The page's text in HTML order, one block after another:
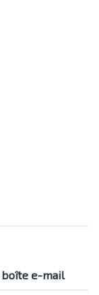
boîte e-mail